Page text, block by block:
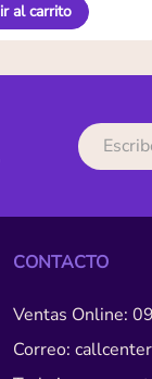
al carrito
CONTACTO
Ventas Online:
Correo: